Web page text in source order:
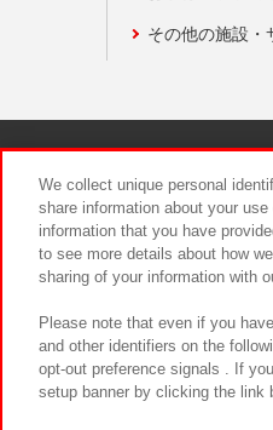
その他の施設・
We collect unique personal
share information about your
information that you have
to see more details about how
sharing of your information with
Please note that even if you
and other identifiers on the
opt-out preference signals . If
setup banner by clicking the link